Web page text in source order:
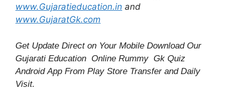
www.Gujaratieducation.in and
www.GujaratGk.com
Get Update Direct on Your Mobile Download Our
Gujarati Education Online Rummy Gk Quiz
Android App From Play Store Transferand Daily
Visit.